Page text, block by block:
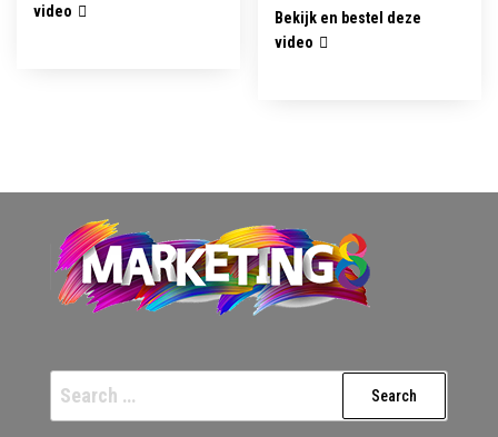
video
Bekijk en bestel deze
video
Search
for: